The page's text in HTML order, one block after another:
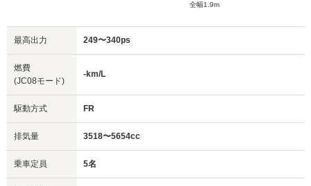
全幅1.9m
最高出力 249〜340ps
燃費
(JC08モード)
-km/L
駆動方式 FR
排気量 3518〜5654cc
乗車定員 5名